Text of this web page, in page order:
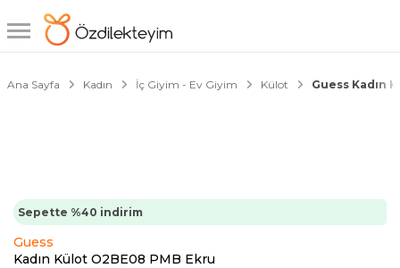
Ana Sayfa Kadın İç Giyim - Ev Giyim Külot Guess Kadın
Sepette %40 indirim
Guess
Kadın Külot O2BE08 PMB Ekru
1/4